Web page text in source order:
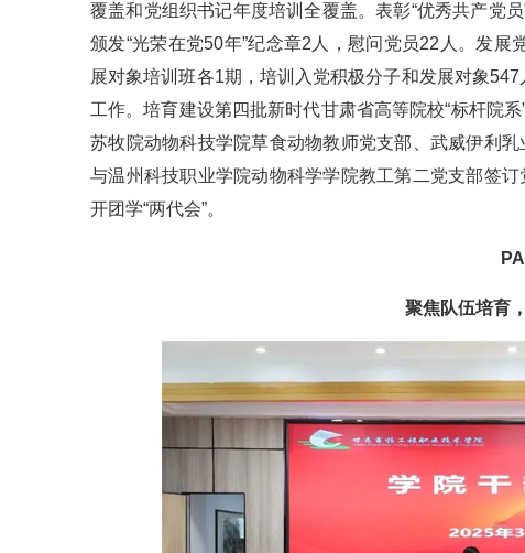
覆盖和党组织书记年度培训全覆盖。表彰“优秀共产党员
颁发“光荣在党50年”纪念章2人，慰问党员22人。发
展对象培训班各1期，培训入党积极分子和发展对象
工作。培育建设第四批新时代甘肃省高等院校“标杆院
苏牧院动物科技学院草食动物教师党支部、武威伊利
与温州科技职业学院动物科学学院教工第二党支部签
开团学“两代会”。
聚焦队伍培育